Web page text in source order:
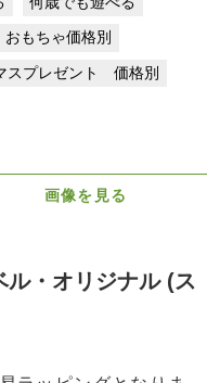
おもちゃ価格別
スプレゼント 価格別
画像を見る
・オリジナル (ス